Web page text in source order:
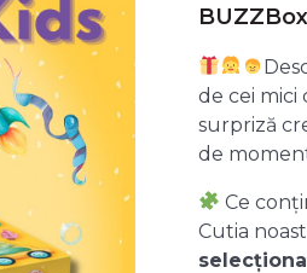
de cei mici
surpriză
de
Ce
Cutia